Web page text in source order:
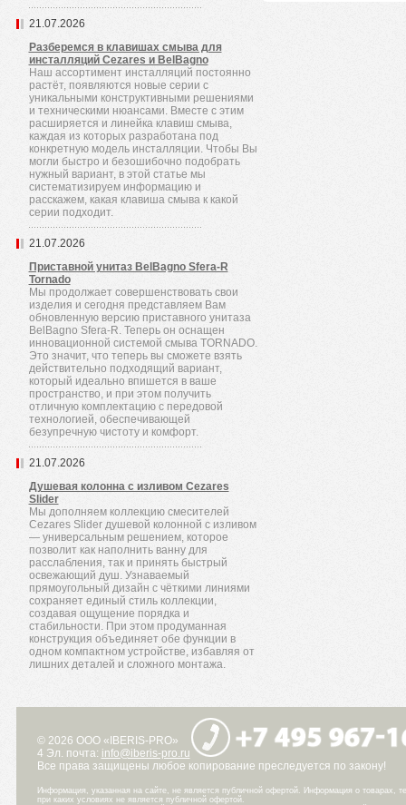
21.07.2026
Разберемся в клавишах смыва для
инсталляций Cezares и BelBagno
Наш ассортимент инсталляций постоянно
растёт, появляются новые серии с
уникальными конструктивными решениями
и техническими нюансами. Вместе с этим
расширяется и линейка клавиш смыва,
каждая из которых разработана под
конкретную модель инсталляции. Чтобы Вы
могли быстро и безошибочно подобрать
нужный вариант, в этой статье мы
систематизируем информацию и
расскажем, какая клавиша смыва к какой
серии подходит.
21.07.2026
Приставной унитаз BelBagno Sfera-R
Tornado
Мы продолжает совершенствовать свои
изделия и сегодня представляем Вам
обновленную версию приставного унитаза
BelBagno Sfera-R. Теперь он оснащен
инновационной системой смыва TORNADO.
Это значит, что теперь вы сможете взять
действительно подходящий вариант,
который идеально впишется в ваше
пространство, и при этом получить
отличную комплектацию с передовой
технологией, обеспечивающей
безупречную чистоту и комфорт.
21.07.2026
Душевая колонна с изливом Cezares
Slider
Мы дополняем коллекцию смесителей
Cezares Slider душевой колонной с изливом
— универсальным решением, которое
позволит как наполнить ванну для
расслабления, так и принять быстрый
освежающий душ. Узнаваемый
прямоугольный дизайн с чёткими линиями
сохраняет единый стиль коллекции,
создавая ощущение порядка и
стабильности. При этом продуманная
конструкция объединяет обе функции в
одном компактном устройстве, избавляя от
лишних деталей и сложного монтажа.
© 2026 ООО «IBERIS-PRO»
4 Эл. почта: info@iberis-pro.ru
Все права защищены любое копирование преследуется по закону!
Информация, указанная на сайте, не является публичной офертой. Информация о товарах,
при каких условиях не является публичной офертой.